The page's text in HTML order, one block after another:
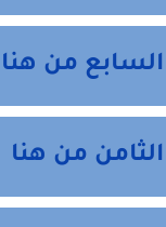
من هنا
من هنا